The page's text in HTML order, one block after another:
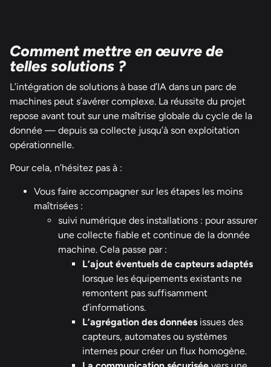
Comment mettre en œuvre de
telles solutions ?
L’intégration de solutions à base d’IA dans un parc de
machines peut s’avérer complexe. La réussite du projet
repose avant tout sur une maîtrise globale du cycle de la
donnée — depuis sa collecte jusqu’à son exploitation
opérationnelle.
Pour cela, n’hésitez pas à :
Vous faire accompagner sur les étapes les moins
maîtrisées :
suivi numérique des installations : pour assurer
une collecte fiable et continue de la donnée
machine. Cela passe par :
L’ajout éventuels de capteurs adaptés
lorsque les équipements existants ne
remontent pas suffisamment
d’informations.
L’agrégation des données issues des
capteurs, automates ou systèmes
internes pour créer un flux homogène.